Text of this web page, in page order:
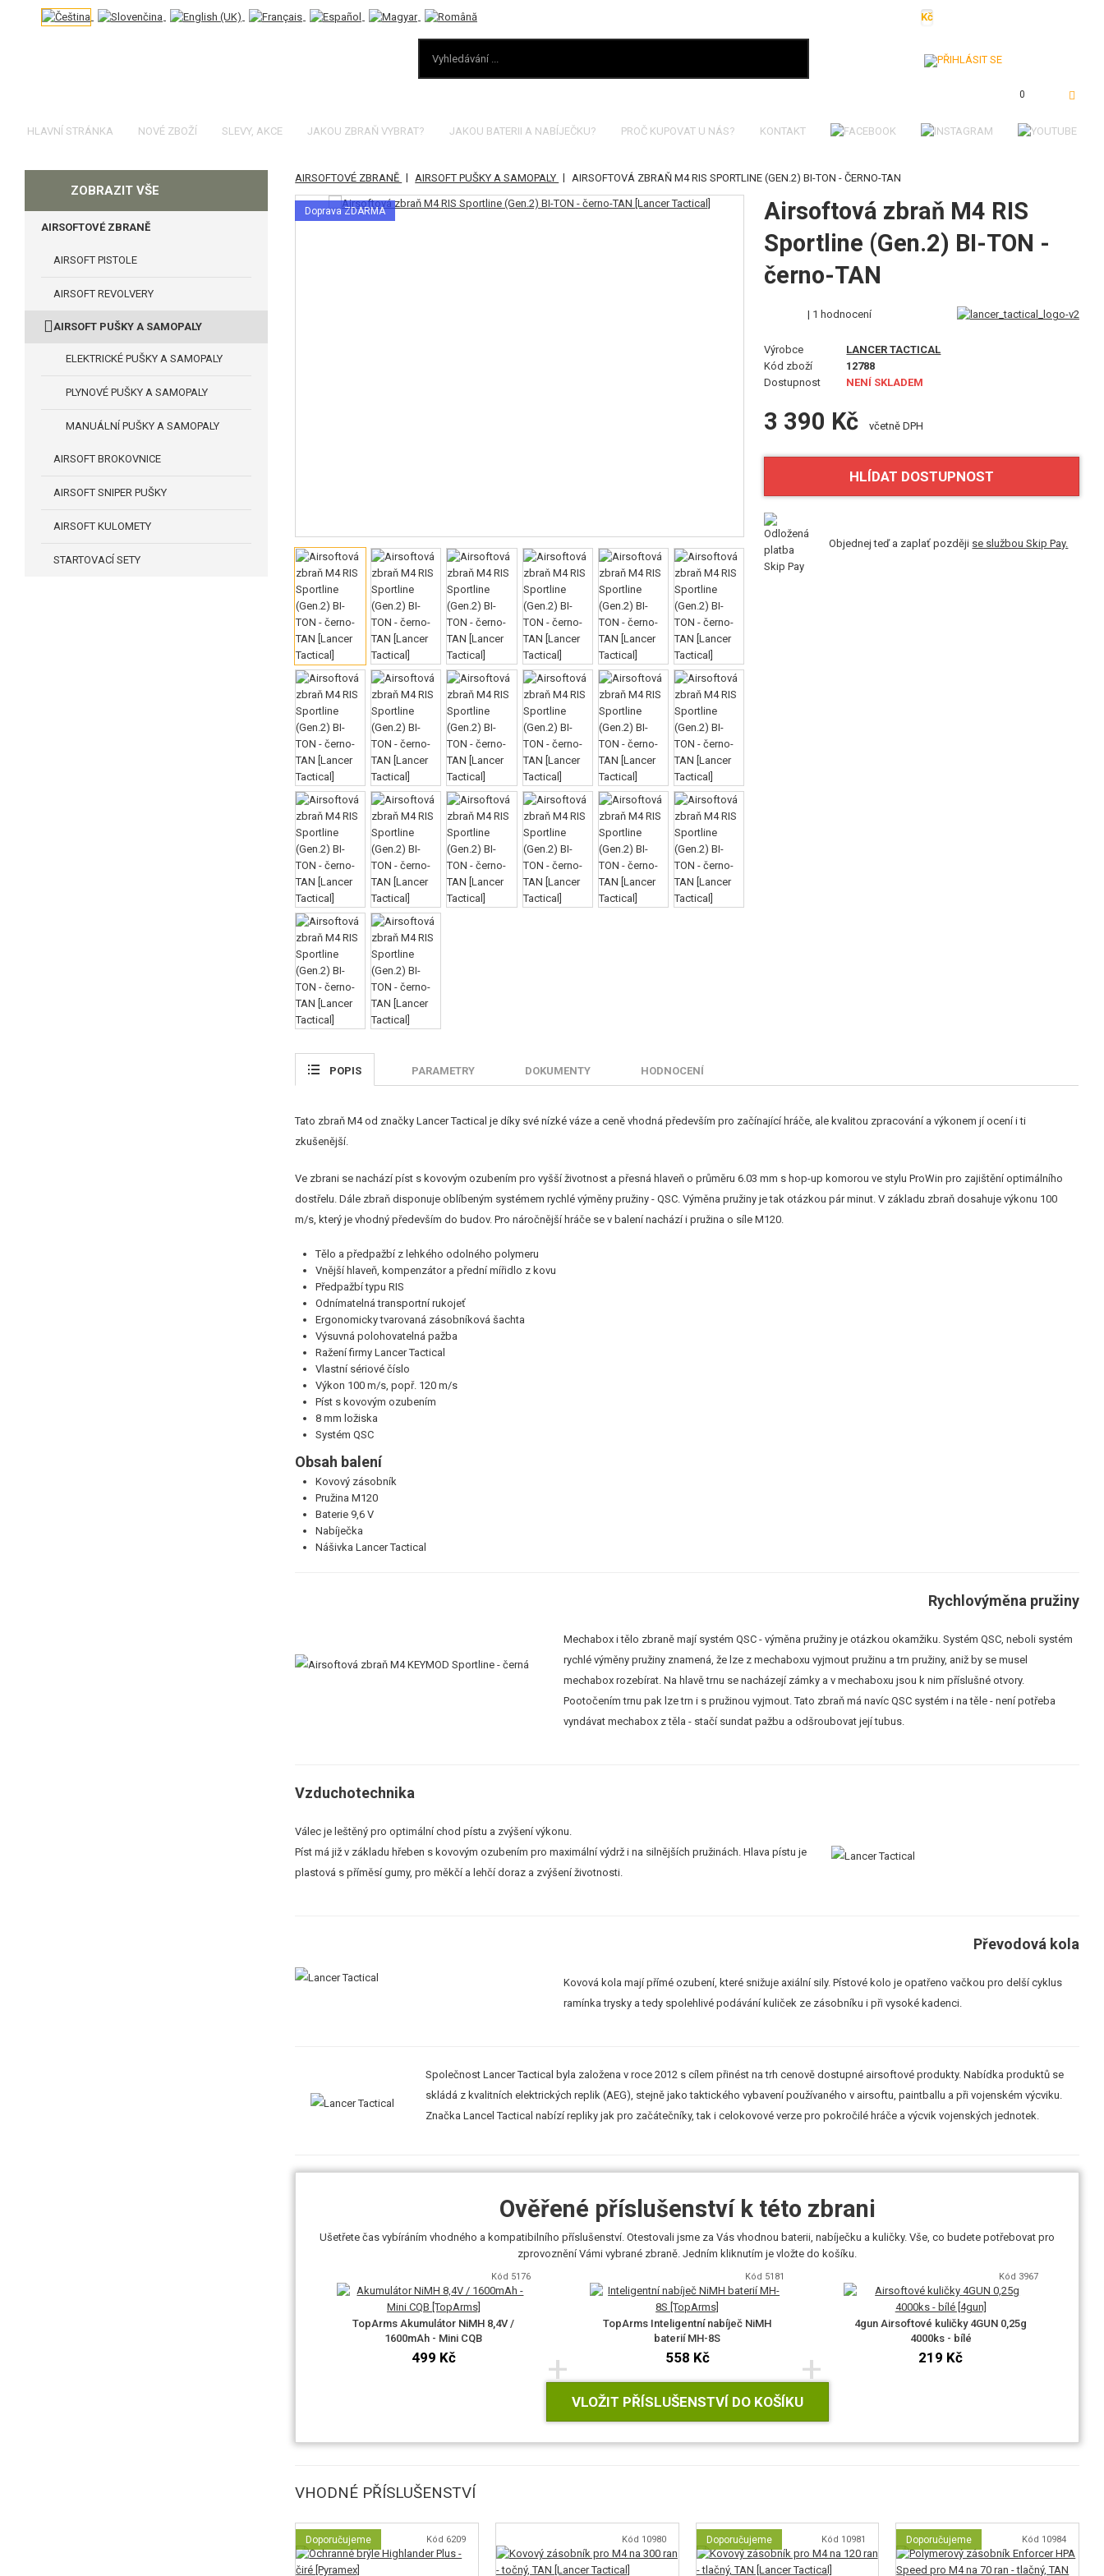
Kč
0
HLAVNÍ STRÁNKA NOVÉ ZBOŽÍ SLEVY, AKCE JAKOU ZBRAŇ VYBRAT? JAKOU BATERII A NABÍJEČKU? PROČ KUPOVAT U NÁS? KONTAKT
KATEGORIE
ZOBRAZIT VŠE
AIRSOFTOVÉ ZBRANĚ
AIRSOFT PISTOLE
AIRSOFT REVOLVERY
AIRSOFT PUŠKY A SAMOPALY
ELEKTRICKÉ PUŠKY A SAMOPALY
PLYNOVÉ PUŠKY A SAMOPALY
MANUÁLNÍ PUŠKY A SAMOPALY
AIRSOFT BROKOVNICE
AIRSOFT SNIPER PUŠKY
AIRSOFT KULOMETY
STARTOVACÍ SETY
AIRSOFTOVÉ ZBRANĚ | AIRSOFT PUŠKY A SAMOPALY | AIRSOFTOVÁ ZBRAŇ M4 RIS SPORTLINE (GEN.2) BI-TON - ČERNO-TAN
Doprava ZDARMA
Airsoftová zbraň M4 RIS
Sportline (Gen.2) BI-TON -
černo-TAN
| 1 hodnocení
Výrobce
LANCER TACTICAL
Kód zboží
12788
Dostupnost
NENÍ SKLADEM
3 390 Kč včetně DPH
HLÍDAT DOSTUPNOST
Objednej teď a zaplať později se službou Skip Pay.
POPIS PARAMETRY DOKUMENTY HODNOCENÍ
Tato zbraň M4 od značky Lancer Tactical je díky své nízké váze a ceně vhodná především pro začínající hráče, ale kvalitou zpracování a výkonem jí ocení i ti
zkušenější.
Ve zbrani se nachází píst s kovovým ozubením pro vyšší životnost a přesná hlaveň o průměru 6.03 mm s hop-up komorou ve stylu ProWin pro zajištění optimálního
dostřelu. Dále zbraň disponuje oblíbeným systémem rychlé výměny pružiny - QSC. Výměna pružiny je tak otázkou pár minut. V základu zbraň dosahuje výkonu 100
m/s, který je vhodný především do budov. Pro náročnější hráče se v balení nachází i pružina o síle M120.
Tělo a předpažbí z lehkého odolného polymeru
Vnější hlaveň, kompenzátor a přední mířidlo z kovu
Předpažbí typu RIS
Odnímatelná transportní rukojeť
Ergonomicky tvarovaná zásobníková šachta
Výsuvná polohovatelná pažba
Ražení firmy Lancer Tactical
Vlastní sériové číslo
Výkon 100 m/s, popř. 120 m/s
Píst s kovovým ozubením
8 mm ložiska
Systém QSC
Obsah balení
Kovový zásobník
Pružina M120
Baterie 9,6 V
Nabíječka
Nášivka Lancer Tactical
Rychlovýměna pružiny
Mechabox i tělo zbraně mají systém QSC - výměna pružiny je otázkou okamžiku. Systém QSC, neboli systém
rychlé výměny pružiny znamená, že lze z mechaboxu vyjmout pružinu a trn pružiny, aniž by se musel
mechabox rozebírat. Na hlavě trnu se nacházejí zámky a v mechaboxu jsou k nim příslušné otvory.
Pootočením trnu pak lze trn i s pružinou vyjmout. Tato zbraň má navíc QSC systém i na těle - není potřeba
vyndávat mechabox z těla - stačí sundat pažbu a odšroubovat její tubus.
Vzduchotechnika
Válec je leštěný pro optimální chod pístu a zvýšení výkonu.
Píst má již v základu hřeben s kovovým ozubením pro maximální výdrž i na silnějších pružinách. Hlava pístu je
plastová s příměsí gumy, pro měkčí a lehčí doraz a zvýšení životnosti.
Převodová kola
Kovová kola mají přímé ozubení, které snižuje axiální sily. Pístové kolo je opatřeno vačkou pro delší cyklus
ramínka trysky a tedy spolehlivé podávání kuliček ze zásobníku i při vysoké kadenci.
Společnost Lancer Tactical byla založena v roce 2012 s cílem přinést na trh cenově dostupné airsoftové produkty. Nabídka produktů se
skládá z kvalitních elektrických replik (AEG), stejně jako taktického vybavení používaného v airsoftu, paintballu a při vojenském výcviku.
Značka Lancel Tactical nabízí repliky jak pro začátečníky, tak i celokovové verze pro pokročilé hráče a výcvik vojenských jednotek.
Ověřené příslušenství k této zbrani
Ušetřete čas vybíráním vhodného a kompatibilního příslušenství. Otestovali jsme za Vás vhodnou baterii, nabíječku a kuličky. Vše, co budete potřebovat pro
zprovoznění Vámi vybrané zbraně. Jedním kliknutím je vložte do košíku.
Kód 5176
TopArms Akumulátor NiMH 8,4V /
1600mAh - Mini CQB
499 Kč +
Kód 5181
TopArms Inteligentní nabíječ NiMH
baterií MH-8S
558 Kč +
Kód 3967
4gun Airsoftové kuličky 4GUN 0,25g
4000ks - bílé
219 Kč
VLOŽIT PŘÍSLUŠENSTVÍ DO KOŠÍKU
VHODNÉ PŘÍSLUŠENSTVÍ
Doporučujeme Kód 6209 Kód 10980 Doporučujeme Kód 10981 Doporučujeme Kód 10984